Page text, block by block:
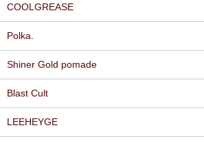
COOLGREASE
Polka.
Shiner Gold pomade
Blast Cult
LEEHEYGE